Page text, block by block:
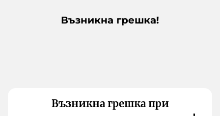
Възникна грешка!
Възникна грешка при